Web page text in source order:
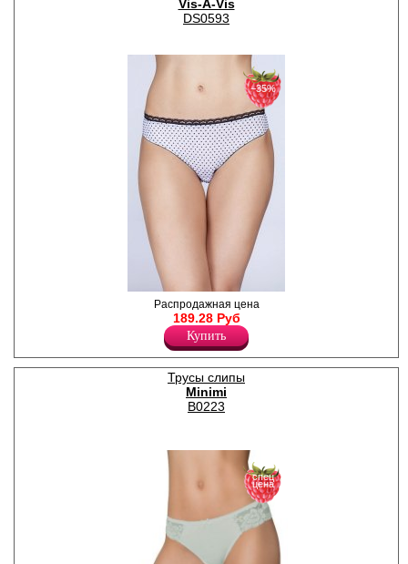
Vis-A-Vis
DS0593
Трусики слипы, принт
"горох", кружевная
контрастная резинка.
Лайкра 10%
Полиамид 90%
−35%
Распродажная цена
189.28 Руб
Купить
Трусы слипы
Minimi
B0223
спец
цена